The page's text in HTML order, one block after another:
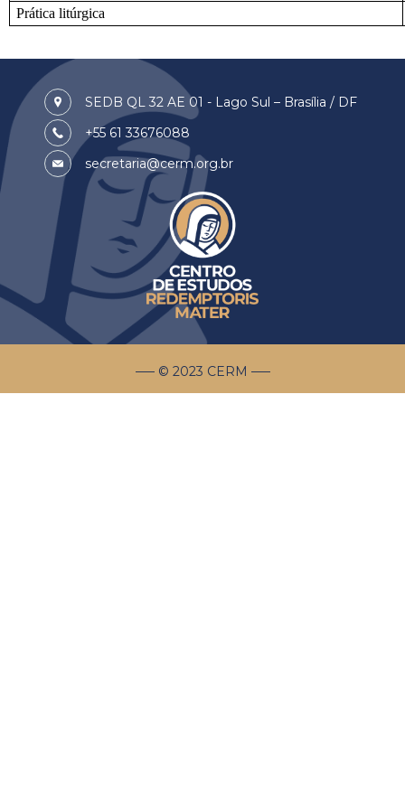
Prática litúrgica
SEDB QL 32 AE 01 - Lago Sul – Brasília / DF
+55 61 33676088
secretaria@cerm.org.br
––– © 2023 CERM –––